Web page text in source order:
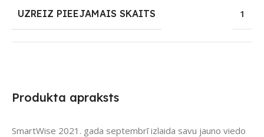
Produkta apraksts
SmartWise 2021. gada septembrī izlaida savu jauno viedo
UZREIZ PIEEJAMAIS SKAITS 1